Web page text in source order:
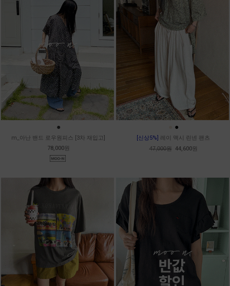
●
m_아난 밴드 로우원피스 [3차 재입고]
78,000원
●
[신상5%] 레이 맥시 린넨 팬츠
47,000원 44,600원